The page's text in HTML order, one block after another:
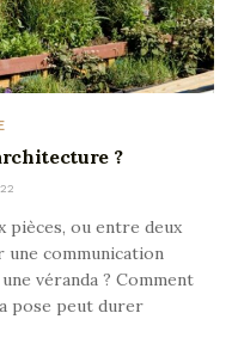
?
pièces, ou entre deux
une communication
véranda ? Comment
pose peut durer